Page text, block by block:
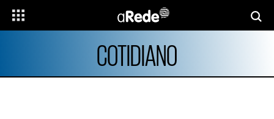
COTIDIANO